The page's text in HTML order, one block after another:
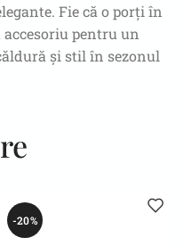
Fie că o porți în
pentru un
și stil în sezonul
-20%